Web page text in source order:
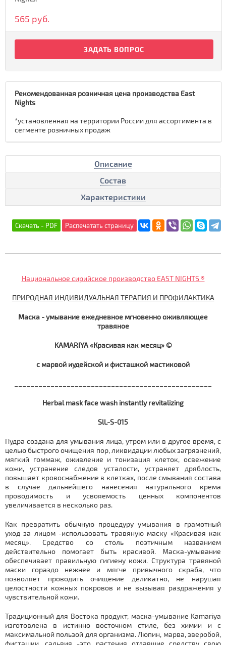
565 руб.
ЗАДАТЬ ВОПРОС
Рекомендованная розничная цена производства East
Nights
*установленная на территории России для ассортимента в
сегменте розничных продаж
Описание
Состав
Характеристики
Национальное сирийское производство EAST NIGHTS ®
ПРИРОДНАЯ ИНДИВИДУАЛЬНАЯ ТЕРАПИЯ И ПРОФИЛАКТИКА
Маска - умывание ежедневное мгновенно оживляющее
травяное
KAMARIYA «Красивая как месяц» ©
с марвой иудейской и фисташкой мастиковой
Herbal mask face wash instantly revitalizing
SlL-S-015
Пудра создана для умывания лица, утром или в другое время, с
целью быстрого очищения пор, ликвидации любых загрязнений,
мягкий гоммаж, оживление и тонизация клеток, освежение
кожи, устранение следов усталости, устраняет дряблость,
повышает кровоснабжение в клетках, после смывания состава
в случае дальнейшего нанесения натурального крема
проводимость и усвояемость ценных компонентов
увеличивается в несколько раз.
Как превратить обычную процедуру умывания в грамотный
уход за лицом -использовать травяную маску «Красивая как
месяц». Средство со столь поэтичным названием
действительно помогает быть красивой. Маска-умывание
обеспечивает правильную гигиену кожи. Структура травяной
маски гораздо нежнее и мягче привычного скраба, что
позволяет проводить очищение деликатно, не нарушая
целостности кожных покровов и не вызывая раздражения у
чувствительной кожи.
Традиционный для Востока продукт, маска-умывание Kamariya
изготовлена в истинно восточном стиле, без химии и с
максимальной пользой для организма. Люпин, марва, зверобой,
фисташки, сальвия -это растения отдавшие средству свою